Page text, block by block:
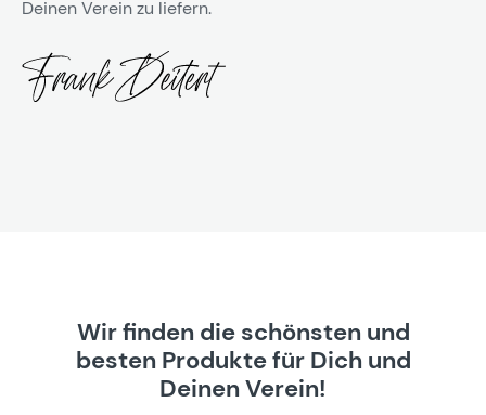
Deinen Verein zu liefern.
Wir finden die schönsten und
besten Produkte für Dich und
Deinen Verein!